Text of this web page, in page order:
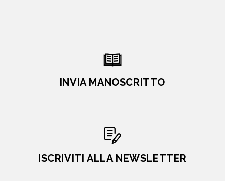
INVIA MANOSCRITTO
ISCRIVITI ALLA NEWSLETTER